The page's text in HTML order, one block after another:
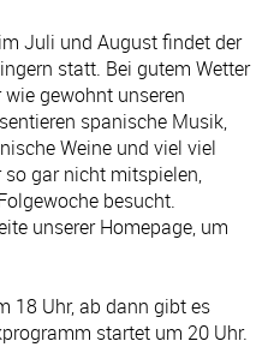
Juli und August findet der
statt. Bei gutem Wetter
gewohnt unseren
spanische Musik,
Weine und viel viel
gar nicht mitspielen,
besucht.
unserer Homepage, um
18 Uhr, ab dann gibt es
startet um 20 Uhr.